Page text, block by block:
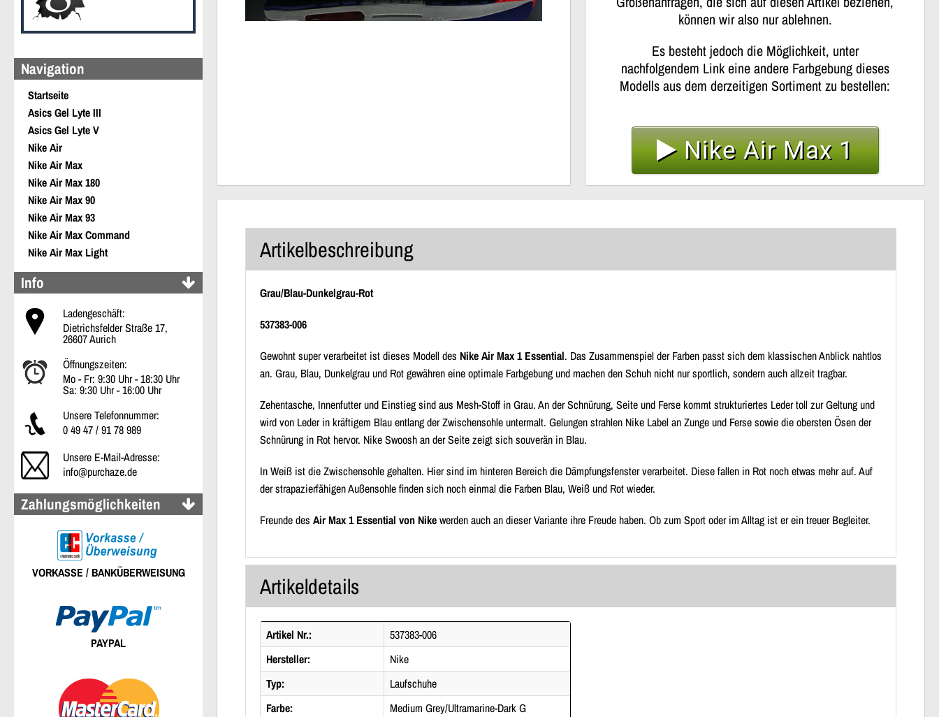
Navigation
Startseite
Asics Gel Lyte III
Asics Gel Lyte V
Nike Air
Nike Air Max
Nike Air Max 180
Nike Air Max 90
Nike Air Max 93
Nike Air Max Command
Nike Air Max Light
Info
Ladengeschäft:
Dietrichsfelder Straße 17,
26607 Aurich
Öffnungszeiten:
Mo - Fr: 9:30 Uhr - 18:30 Uhr
Sa: 9:30 Uhr - 16:00 Uhr
Unsere Telefonnummer:
0 49 47 / 91 78 989
Unsere E-Mail-Adresse:
info@purchaze.de
Zahlungsmöglichkeiten
VORKASSE / BANKÜBERWEISUNG
PAYPAL
können wir also nur ablehnen.
Es besteht jedoch die Möglichkeit, unter
nachfolgendem Link eine andere Farbgebung dieses
Modells aus dem derzeitigen Sortiment zu bestellen:
Nike Air Max 1
Artikelbeschreibung
Grau/Blau-Dunkelgrau-Rot
537383-006
Gewohnt super verarbeitet ist dieses Modell des Nike Air Max 1 Essential. Das Zusammenspiel der Farben passt sich dem klassischen Anblick nahtlos
an. Grau, Blau, Dunkelgrau und Rot gewähren eine optimale Farbgebung und machen den Schuh nicht nur sportlich, sondern auch allzeit tragbar.
Zehentasche, Innenfutter und Einstieg sind aus Mesh-Stoff in Grau. An der Schnürung, Seite und Ferse kommt strukturiertes Leder toll zur Geltung und
wird von Leder in kräftigem Blau entlang der Zwischensohle untermalt. Gelungen strahlen Nike Label an Zunge und Ferse sowie die obersten Ösen der
Schnürung in Rot hervor. Nike Swoosh an der Seite zeigt sich souverän in Blau.
In Weiß ist die Zwischensohle gehalten. Hier sind im hinteren Bereich die Dämpfungsfenster verarbeitet. Diese fallen in Rot noch etwas mehr auf. Auf
der strapazierfähigen Außensohle finden sich noch einmal die Farben Blau, Weiß und Rot wieder.
Freunde des Air Max 1 Essential von Nikewerden auch an dieser Variante ihre Freude haben. Ob zum Sport oder im Alltag ist er ein treuer Begleiter.
Artikeldetails
Artikel Nr.:
537383-006
Hersteller:
Nike
Typ:
Laufschuhe
Farbe:
Medium Grey/Ultramarine-Dark G